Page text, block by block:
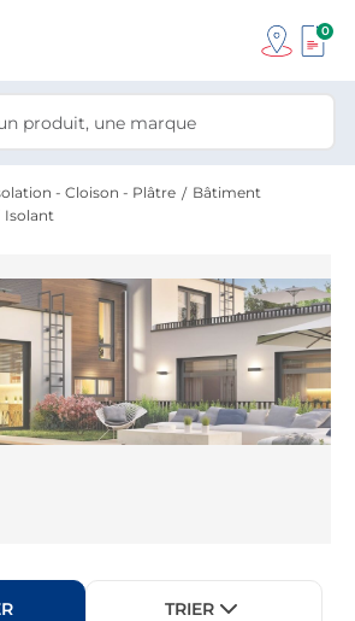
0
- Cloison - Plâtre
Bâtiment
Isolant
TRIER